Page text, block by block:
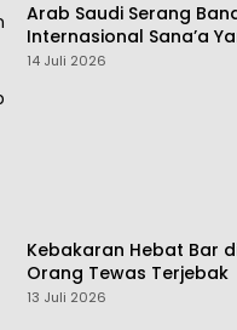
Arab Saudi Serang
Internasional Sana’a
Siap Serang Balik
14 Juli 2026
Kebakaran Hebat Bar
Orang Tewas Terjebak
13 Juli 2026